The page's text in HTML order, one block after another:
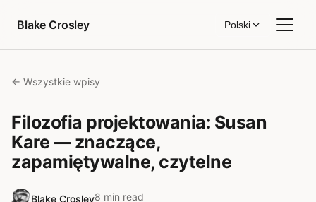
Blake Crosley
Polski
← Wszystkie wpisy
Filozofia projektowania: Susan
Kare — znaczące,
zapamiętywalne, czytelne
Blake Crosley8 min read